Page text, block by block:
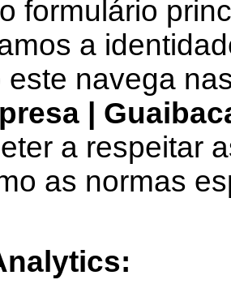
formulário
a
este navega
|
a respeitar
as normas